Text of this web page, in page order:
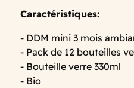
Caractéristiques:
- DDM mini 3 mois
- Pack de 12 bouteilles
- Bouteille verre 330ml
- Bio